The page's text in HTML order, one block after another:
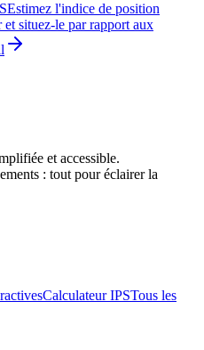
Estimez l'indice de position
situez-le par rapport aux
et accessible.
: tout pour éclairer la
Calculateur IPSTous les